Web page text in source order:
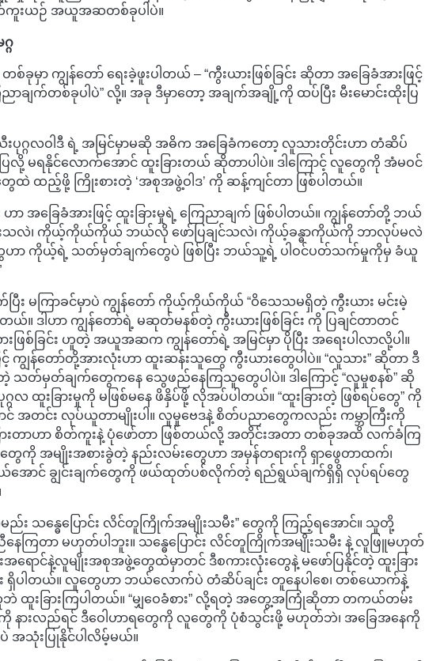
ကူးယဉ် အယူအဆတစ်ခုပါပဲ။
ဂ
တစ်ခုမှာ ကျွန်တော် ရေးခဲ့ဖူးပါတယ် – “ကွီးယားဖြစ်ခြင်း ဆိုတာ အခြေခံအားဖြင့်
ညာချက်တစ်ခုပါပဲ” လို့။ အခု ဒီမှာတော့ အချက်အချို့ကို ထပ်ပြီး မီးမောင်းထိုးပြ
ဂ္ဂလဝါဒီ ရဲ့ အမြင်မှာမဆို အဓိက အခြေခံကတော့ လူသားတိုင်းဟာ တံဆိပ်
ြလို့ မရနိုင်လောက်အောင် ထူးခြားတယ် ဆိုတာပါပဲ။ ဒါကြောင့် လူတွေကို အံမဝင်
ထဲ ထည့်ဖို့ ကြိုးစားတဲ့ ‘အစုအဖွဲ့ဝါဒ’ ကို ဆန့်ကျင်တာ ဖြစ်ပါတယ်။
ဟာ အခြေခံအားဖြင့် ထူးခြားမှုရဲ့ ကြေညာချက် ဖြစ်ပါတယ်။ ကျွန်တော်တို့ ဘယ်
သလဲ၊ ကိုယ့်ကိုယ်ကိုယ် ဘယ်လို ဖော်ပြချင်သလဲ၊ ကိုယ့်ခန္ဓာကိုယ်ကို ဘာလုပ်မလဲ
ာ ကိုယ့်ရဲ့ သတ်မှတ်ချက်တွေပဲ ဖြစ်ပြီး ဘယ်သူ့ရဲ့ ပါဝင်ပတ်သက်မှုကိုမှ ခံယူ
က်ပြီး မကြာခင်မှာပဲ ကျွန်တော် ကိုယ့်ကိုယ်ကိုယ် “ဝိသေသမရှိတဲ့ ကွီးယား မင်းမဲ့
ါတယ်။ ဒါဟာ ကျွန်တော်ရဲ့ မဆုတ်မနစ်တဲ့ ကွီးယားဖြစ်ခြင်း ကို ပြချင်တာတင်
ဖြစ်ခြင်း ဟူတဲ့ အယူအဆက ကျွန်တော်ရဲ့ အမြင်မှာ ပိုပြီး အရေးပါလာလို့ပါ။
ကျွန်တော်တို့အားလုံးဟာ ထူးဆန်းသူတွေ ကွီးယားတွေပါပဲ။ “လူသား” ဆိုတာ ဒီ
သတ်မှတ်ချက်တွေကနေ သွေဖည်နေကြသူတွေပါပဲ။ ဒါကြောင့် “လူမှုစနစ်” ဆို
လ ထူးခြားမှုကို မဖြစ်မနေ ဖိနှိပ်ဖို့ လိုအပ်ပါတယ်။ “ထူးခြားတဲ့ ဖြစ်ရပ်တွေ” ကို
ောင် အတင်း လုပ်ယူတာမျိုးပါ။ လူမှုဗေဒနဲ့ စိတ်ပညာတွေကလည်း ကမ္ဘာကြီးကို
ြားတာဟာ စိတ်ကူးနဲ့ ပုံဖော်တာ ဖြစ်တယ်လို့ အတိုင်းအတာ တစ်ခုအထိ လက်ခံကြ
ေကို အမျိုးအစားခွဲတဲ့ နည်းလမ်းတွေဟာ အမှန်တရားကို ရှာဖွေတာထက်၊
လွယ်အောင် ချွင်းချက်တွေကို ဖယ်ထုတ်ပစ်လိုက်တဲ့ ရည်ရွယ်ချက်ရှိရှိ လုပ်ရပ်တွေ
မည်း သန္ဓေပြောင်း လိင်တူကြိုက်အမျိုးသမီး” တွေကို ကြည့်ရအောင်။ သူတို့
ေကြတာ မဟုတ်ပါဘူး။ သန္ဓေပြောင်း လိင်တူကြိုက်အမျိုးသမီး နဲ့ လူဖြူမဟုတ်
အရောင်နဲ့လူမျိုးအစုအဖွဲ့တွေထဲမှာတင် ဒီစကားလုံးတွေနဲ့ မဖော်ပြနိုင်တဲ့ ထူးခြား
း ရှိပါတယ်။ လူတွေဟာ ဘယ်လောက်ပဲ တံဆိပ်ချင်း တူနေပါစေ၊ တစ်ယောက်နဲ့
ထူးခြားကြပါတယ်။ “မျှဝေခံစား” လို့ရတဲ့ အတွေ့အကြုံဆိုတာ တကယ်တမ်း
ါကို နားလည်ရင် ဒီဝေါဟာရတွေကို လူတွေကို ပုံစံသွင်းဖို့ မဟုတ်ဘဲ၊ အခြေအနေကို
အသုံးပြုနိုင်ပါလိမ့်မယ်။